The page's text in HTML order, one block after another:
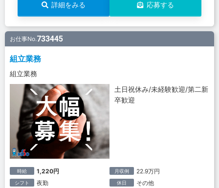
詳細をみる 応募する
お仕事No.733445
組立業務
組立業務
土日祝休み/未経験歓迎/第二新
卒歓迎
時給 1,220円 月収例 22.9万円
シフト 夜勤 休日 その他